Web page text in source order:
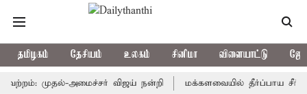
தமிழகம் தேசியம் உலகம் சினிமா விளையாட்டு
முதல்-அமைச்சர் விஜய் நன்றி மக்களவையில் தீர்ப்பாய சீர்திருத்த